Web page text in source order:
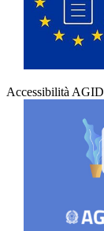
Accessibilità AGID